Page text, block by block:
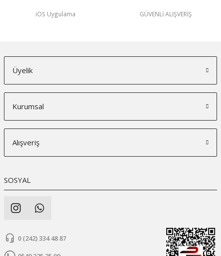
iOS Uygulama GÜVENLİ ALIŞVERİŞ
Üyelik
Kurumsal
Alışveriş
SOSYAL
0 (242) 334 48 87